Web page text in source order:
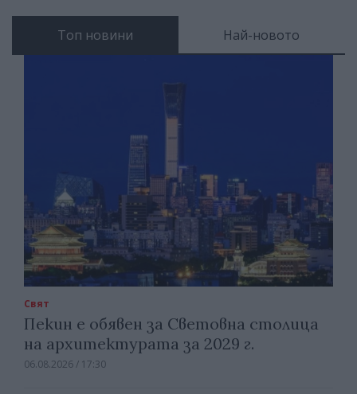
Топ новини Най-новото
Свят
Пекин е обявен за Световна столица
на архитектурата за 2029 г.
06.08.2026 / 17:30